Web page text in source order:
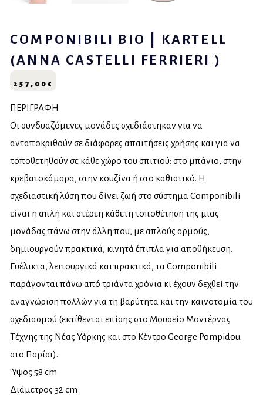
COMPONIBILI BIO | KARTELL
(ANNA CASTELLI FERRIERI )
257,00€
ΠΕΡΙΓΡΑΦΗ
Οι συνδυαζόμενες μονάδες σχεδιάστηκαν για να
ανταποκριθούν σε διάφορες απαιτήσεις χρήσης και για να
τοποθετηθούν σε κάθε χώρο του σπιτιού: στο μπάνιο, στην
κρεβατοκάμαρα, στην κουζίνα ή στο καθιστικό. Η
σχεδιαστική λύση που δίνει ζωή στο σύστημα Componibili
είναι η απλή και στέρεη κάθετη τοποθέτηση της μιας
μονάδας πάνω στην άλλη που, με απλούς αρμούς,
δημιουργούν πρακτικά, κινητά έπιπλα για αποθήκευση.
Ευέλικτα, λειτουργικά και πρακτικά, τα Componibili
παράγονται πάνω από τριάντα χρόνια κι έχουν δεχθεί την
αναγνώριση πολλών για τη βαρύτητα και την καινοτομία του
σχεδιασμού (εκτίθενται επίσης στο Μουσείο Μοντέρνας
Τέχνης της Νέας Υόρκης και στο Κέντρο George Pompidou
στο Παρίσι).
Ύψος 58 cm
Διάμετρος 32 cm